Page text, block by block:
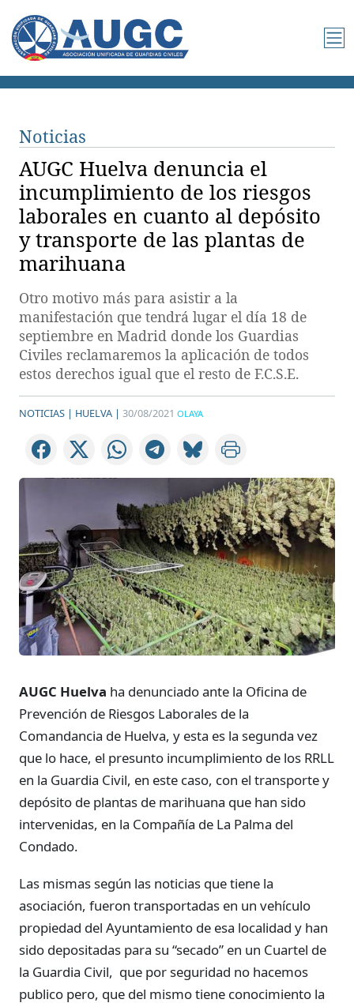
Noticias
AUGC Huelva denuncia el
incumplimiento de los riesgos
laborales en cuanto al depósito
y transporte de las plantas de
marihuana
Otro motivo más para asistir a la
manifestación que tendrá lugar el día 18 de
septiembre en Madrid donde los Guardias
Civiles reclamaremos la aplicación de todos
estos derechos igual que el resto de F.C.S.E.
NOTICIAS | HUELVA | 30/08/2021 OLAYA
AUGC Huelva ha denunciado ante la Oficina de
Prevención de Riesgos Laborales de la
Comandancia de Huelva, y esta es la segunda vez
que lo hace, el presunto incumplimiento de los RRLL
en la Guardia Civil, en este caso, con el transporte y
depósito de plantas de marihuana que han sido
intervenidas, en la Compañía de La Palma del
Condado.
Las mismas según las noticias que tiene la
asociación, fueron transportadas en un vehículo
propiedad del Ayuntamiento de esa localidad y han
sido depositadas para su “secado” en un Cuartel de
la Guardia Civil, que por seguridad no hacemos
publico pero, que del mismo tiene conocimiento la